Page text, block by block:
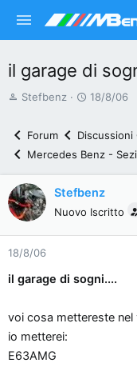
il garage di
A
e
d
i
s
c
s
i
o
n
Stefbenz
D
t
n
i
o
18/8/06
Forum
Mercedes Benz -
Stefbenz
Nuovo Iscritto
18/8/06
il garage di sogni....
voi cosa mettereste
io metterei:
E63AMG